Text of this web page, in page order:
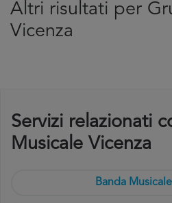
Altri risultati per
Vicenza
Servizi relazionati
Musicale Vicenza
Banda